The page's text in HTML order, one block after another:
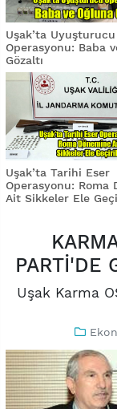
Uşak’ta Uyuşturucu
Operasyonu: Baba
Gözaltı
Uşak’ta Tarihi Eser
Operasyonu: Roma
Ait Sikkeler Ele
PARTİ'DE
Uşak Karma